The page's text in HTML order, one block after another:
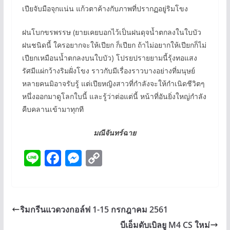
เปียจับมือจุกแน่น แก้วตาค้างกับภาพที่ปรากฏอยู่ริมโขง
ฝนโบกขรพรรษ (ยายเคยบอกไว้เป็นฝนดุจน้ำตกลงในใบบัว
ฝนชนิดนี้ ใครอยากจะให้เปียก ก็เปียก ถ้าไม่อยากให้เปียกก็ไม่
เปียกเหมือนน้ำตกลงบนใบบัว) โปรยปรายยามนี้รุ้งทอแสง
รัศมีแผ่กว้างริมฝั่งโขง ราวกับมีเรื่องราวบางอย่างที่มนุษย์
หลายคนมิอาจรับรู้ แต่เปียหญิงสาวที่กำลังจะให้กำเนิดชีวิตๆ
หนึ่งออกมาดูโลกใบนี้ และรู้ว่าต่อแต่นี้ หน้าที่อันยิ่งใหญ่กำลัง
คืบคลานเข้ามาทุกที
มณีจันทร์ฉาย
Li F
b
M
e
C
y
ริมกรีนแวดวงกอล์ฟ 1-15 กรกฎาคม 2561
บีเอ็มดับเบิลยู M4 CS ใหม่